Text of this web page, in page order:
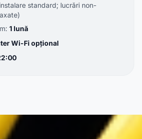
standard; lucrări non-
1 lună
Wi-Fi opțional